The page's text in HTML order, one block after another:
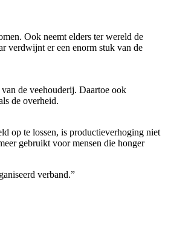
Ook neemt elders ter wereld de
verdwijnt er een enorm stuk van de
de veehouderij. Daartoe ook
de overheid.
op te lossen, is productieverhoging niet
gebruikt voor mensen die honger
verband.”